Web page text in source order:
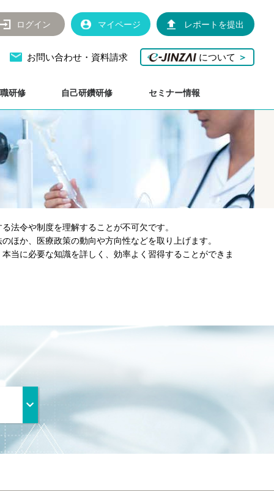
ログイン マイページ レポートを提出
お問い合わせ・資料請求 について ＞
研修 自己研鑽研修 セミナー情報
法令や制度を理解することが不可欠です。
ほか、医療政策の動向や方向性などを取り上げます。
当に必要な知識を詳しく、効率よく習得することができま